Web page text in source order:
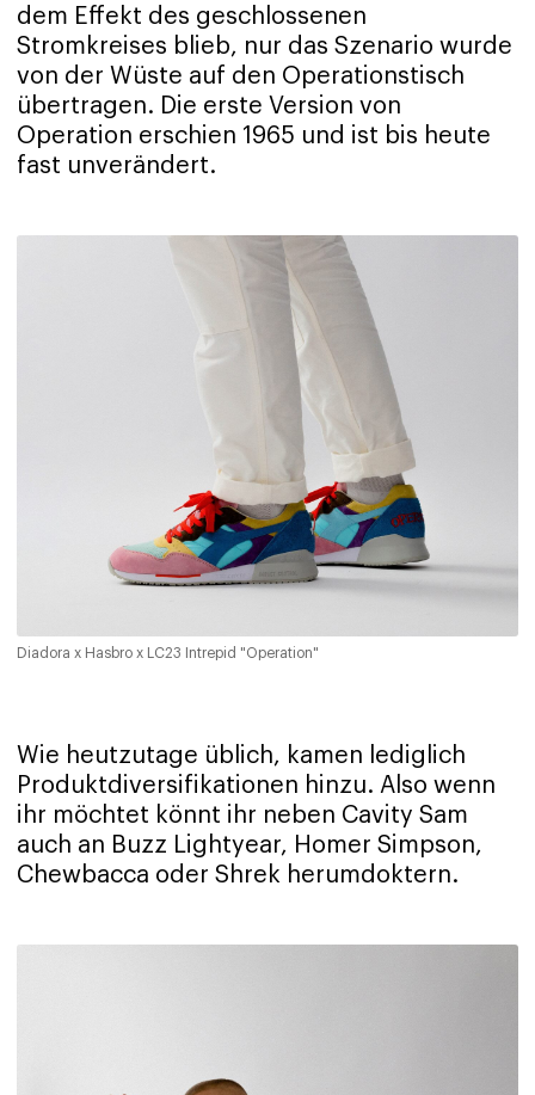
dem Effekt des geschlossenen
Stromkreises blieb, nur das Szenario wurde
von der Wüste auf den Operationstisch
übertragen. Die erste Version von
Operation erschien 1965 und ist bis heute
fast unverändert.
Diadora x Hasbro x LC23 Intrepid "Operation"
Wie heutzutage üblich, kamen lediglich
Produktdiversifikationen hinzu. Also wenn
ihr möchtet könnt ihr neben Cavity Sam
auch an Buzz Lightyear, Homer Simpson,
Chewbacca oder Shrek herumdoktern.